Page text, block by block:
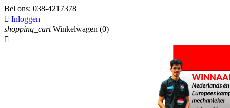
Bel ons: 038-4217378
 Inloggen
shopping_cart Winkelwagen (0)
